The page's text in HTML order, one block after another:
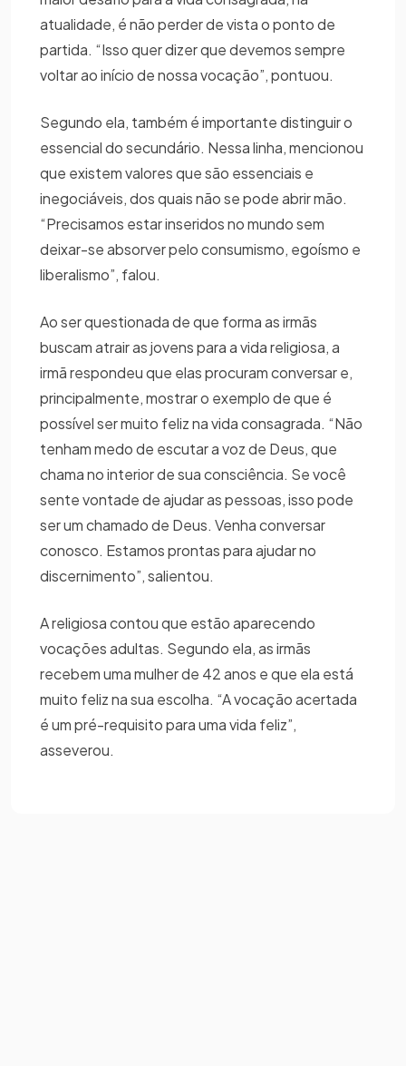
atualidade, é não perder de vista o ponto de
partida. “Isso quer dizer que devemos sempre
voltar ao início de nossa vocação”, pontuou.
Segundo ela, também é importante distinguir o
essencial do secundário. Nessa linha, mencionou
que existem valores que são essenciais e
inegociáveis, dos quais não se pode abrir mão.
“Precisamos estar inseridos no mundo sem
deixar-se absorver pelo consumismo, egoísmo e
liberalismo”, falou.
Ao ser questionada de que forma as irmãs
buscam atrair as jovens para a vida religiosa, a
irmã respondeu que elas procuram conversar e,
principalmente, mostrar o exemplo de que é
possível ser muito feliz na vida consagrada. “Não
tenham medo de escutar a voz de Deus, que
chama no interior de sua consciência. Se você
sente vontade de ajudar as pessoas, isso pode
ser um chamado de Deus. Venha conversar
conosco. Estamos prontas para ajudar no
discernimento”, salientou.
A religiosa contou que estão aparecendo
vocações adultas. Segundo ela, as irmãs
recebem uma mulher de 42 anos e que ela está
muito feliz na sua escolha. “A vocação acertada
é um pré-requisito para uma vida feliz”,
asseverou.